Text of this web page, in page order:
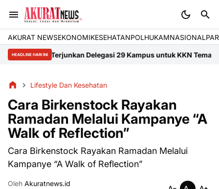
AKURAT NEWSEKONOMIKESEHATANPOLHUKAMNASIONAL
HEADLINE HARI INI
III Terjunkan Delegasi 29 Kampus untuk KKN Tematik di Sumbar
Lifestyle Dan Kesehatan
Cara Birkenstock Rayakan
Ramadan Melalui Kampanye “A
Walk of Reflection”
Cara Birkenstock Rayakan Ramadan Melalui
Kampanye “A Walk of Reflection”
Oleh Akuratnews.id